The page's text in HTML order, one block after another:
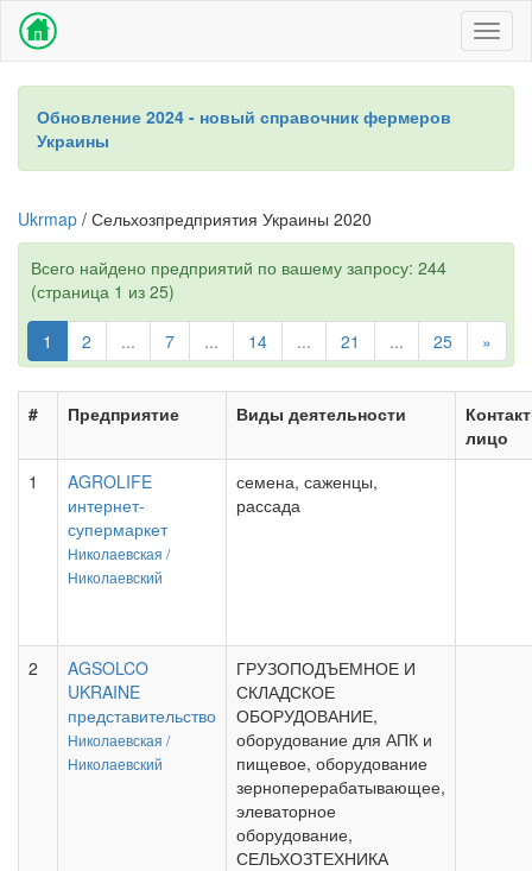
Обновление 2024 - новый справочник фермеров
Украины
Ukrmap / Сельхозпредприятия Украины 2020
Всего найдено предприятий по вашему запросу: 244
(страница 1 из 25)
1 2 ... 7 ... 14 ... 21 ... 25 »
# Предприятие Виды деятельности
лицо
1
AGROLIFE
интернет-
супермаркет
Николаевская /
Николаевский
семена, саженцы,
рассада
2
AGSOLCO
UKRAINE
представительство
Николаевская /
Николаевский
ГРУЗОПОДЪЕМНОЕ И
СКЛАДСКОЕ
ОБОРУДОВАНИЕ,
оборудование для АПК и
пищевое, оборудование
зерноперерабатывающее,
элеваторное
оборудование,
СЕЛЬХОЗТЕХНИКА